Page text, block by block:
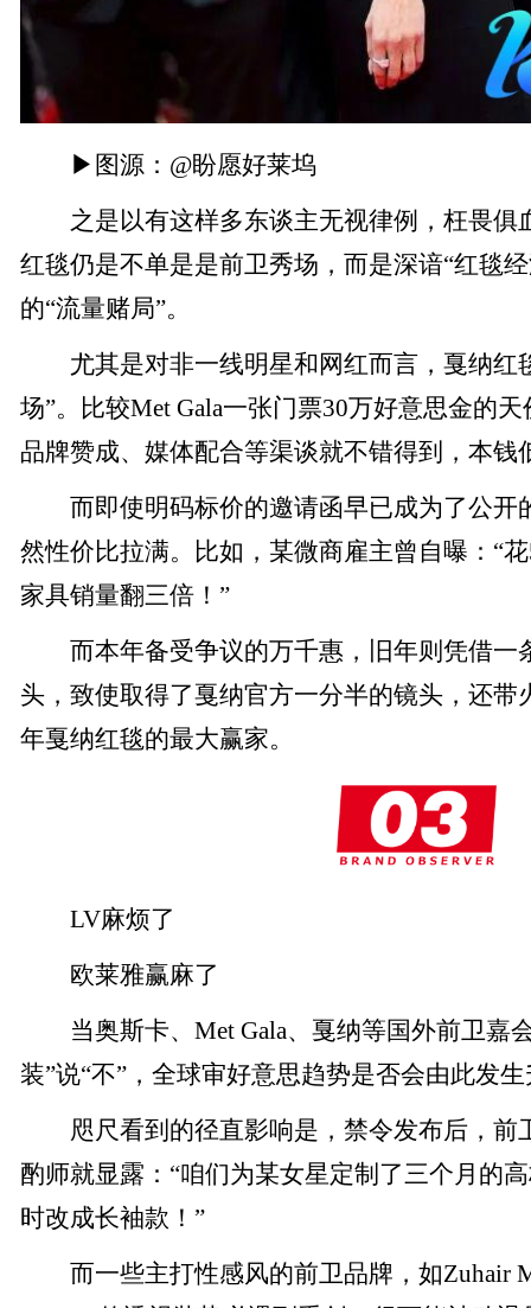
▶图源：@盼愿好莱坞
之是以有这样多东谈主无视律例，枉畏俱
红毯仍是不单是是前卫秀场，而是深谙“红毯
的“流量赌局”。
尤其是对非一线明星和网红而言，戛纳红
场”。比较Met Gala一张门票30万好意思金的
品牌赞成、媒体配合等渠谈就不错得到，本钱
而即使明码标价的邀请函早已成为了公开
然性价比拉满。比如，某微商雇主曾自曝：“
家具销量翻三倍！”
而本年备受争议的万千惠，旧年则凭借一
头，致使取得了戛纳官方一分半的镜头，还带
年戛纳红毯的最大赢家。
LV麻烦了
欧莱雅赢麻了
当奥斯卡、Met Gala、戛纳等国外前卫嘉
装”说“不”，全球审好意思趋势是否会由此发
咫尺看到的径直影响是，禁令发布后，前
酌师就显露：“咱们为某女星定制了三个月的
时改成长袖款！”
而一些主打性感风的前卫品牌，如Zuhair